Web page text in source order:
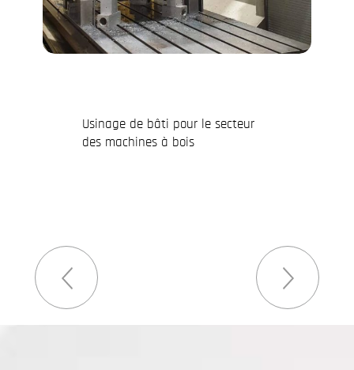
Usinage de bâti pour le secteur
des machines à bois